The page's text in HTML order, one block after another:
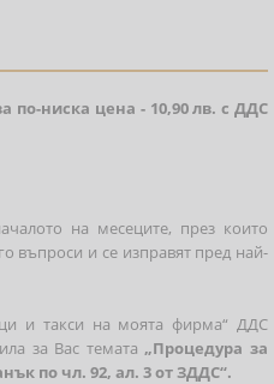
ниска цена - 10,90 лв. с ДДС
на месеците, през които
въпроси и се изправят пред най-
и такси на моята фирма“ ДДС
за Вас темата „Процедура за
по чл. 92, ал. 3 от ЗДДС“.